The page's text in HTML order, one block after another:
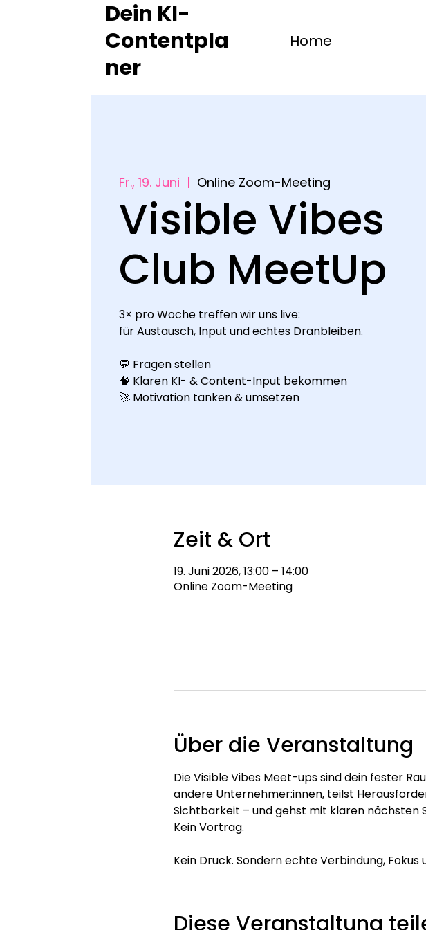
Dein KI-
Contentpla
ner
Home
Fr., 19. Juni
  |
Online Zoom-Meeting
Visible Vibes
Club MeetUp
3× pro Woche treffen wir uns live:
für Austausch, Input und echtes Dranbleiben.
💬 Fragen stellen
🧠 Klaren KI- & Content-Input bekommen
🚀 Motivation tanken & umsetzen
Zeit & Ort
19. Juni 2026, 13:00 – 14:00
Online Zoom-Meeting
Über die Veranstaltung
Die Visible Vibes Meet-ups sind dein fester
andere Unternehmer:innen, teilst
Sichtbarkeit – und gehst mit klaren nächsten
Kein Vortrag.
Kein Druck. Sondern echte Verbindung, Fokus
Diese Veranstaltung